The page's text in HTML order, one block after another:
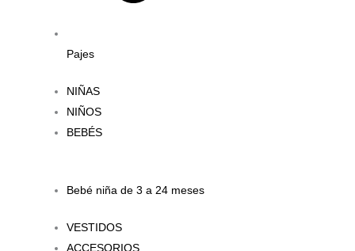
Pajes
NIÑAS
NIÑOS
BEBÉS
Bebé niña de 3 a 24 meses
VESTIDOS
ACCESORIOS